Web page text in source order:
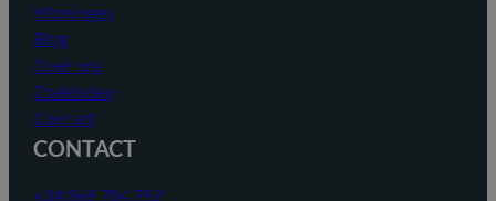
Woningen
Blog
Over ons
Zoekindex
Contact
CONTACT
+34 868 784 752